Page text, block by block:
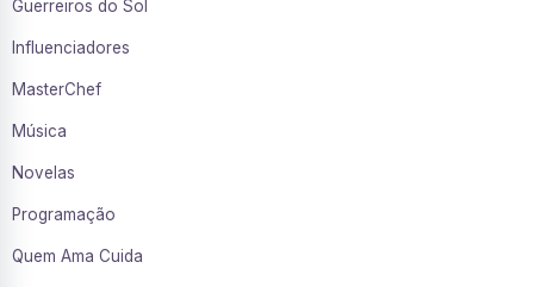
Guerreiros do Sol
Influenciadores
MasterChef
Música
Novelas
Programação
Quem Ama Cuida